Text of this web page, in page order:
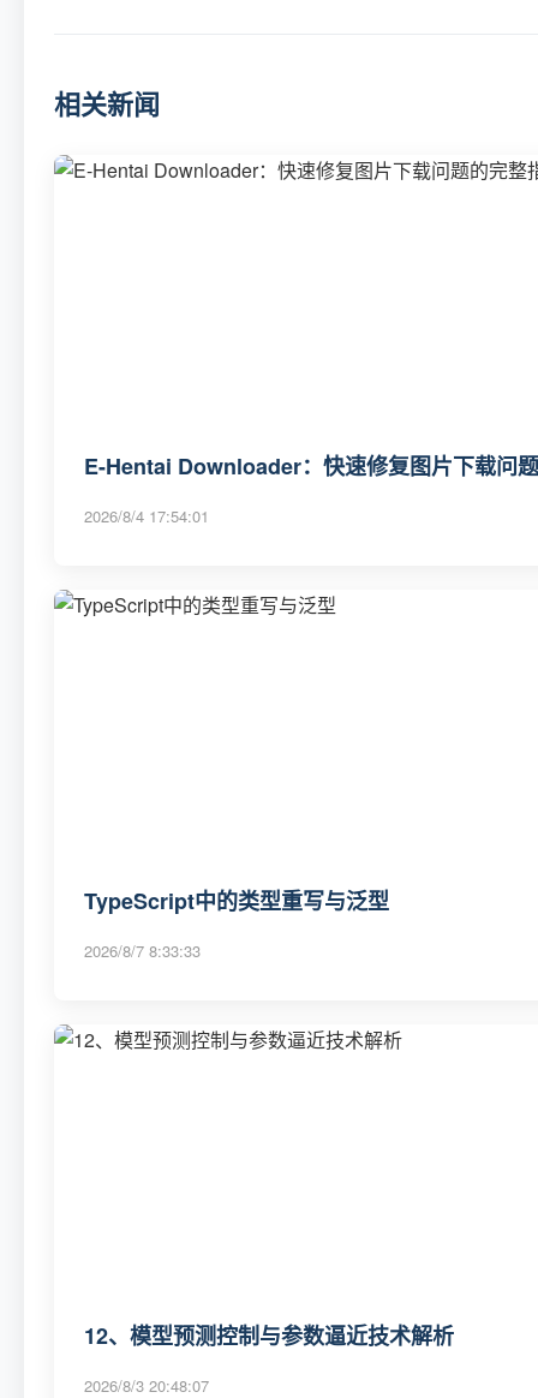
相关新闻
E-Hentai Downloader：快速修复图片下载问
2026/8/4 17:54:01
TypeScript中的类型重写与泛型
2026/8/7 8:33:33
12、模型预测控制与参数逼近技术解析
2026/8/3 20:48:07